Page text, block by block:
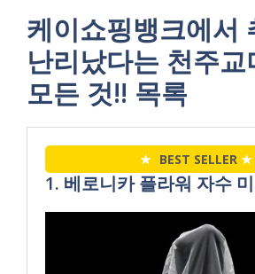
케이쇼핑뱅크에서
난리났다는 천주교
모든 것!! 목록
★ BEST SELLER ★
1. 베로니카 플라워 자수